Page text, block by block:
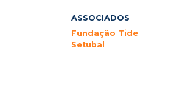
ASSOCIADOS
Fundação Tide
Setubal